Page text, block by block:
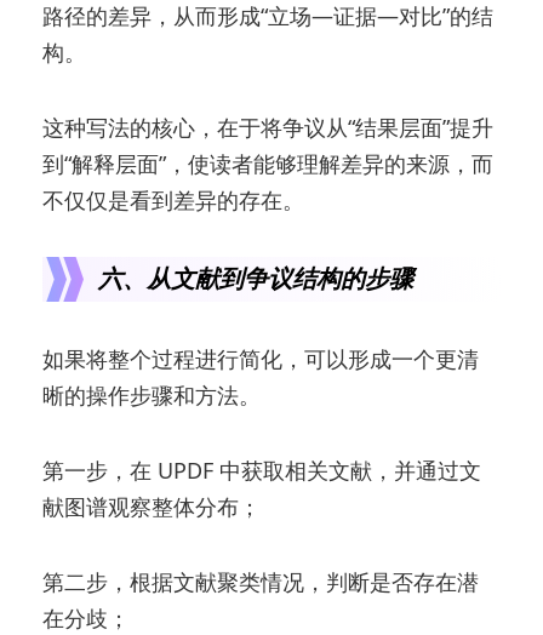
路径的差异，从而形成“立场—证据—对比”的结
构。
这种写法的核心，在于将争议从“结果层面”提升
到“解释层面”，使读者能够理解差异的来源，而
不仅仅是看到差异的存在。
六、从文献到争议结构的步骤
如果将整个过程进行简化，可以形成一个更清
晰的操作步骤和方法。
第一步，在 UPDF 中获取相关文献，并通过文
献图谱观察整体分布；
第二步，根据文献聚类情况，判断是否存在潜
在分歧；